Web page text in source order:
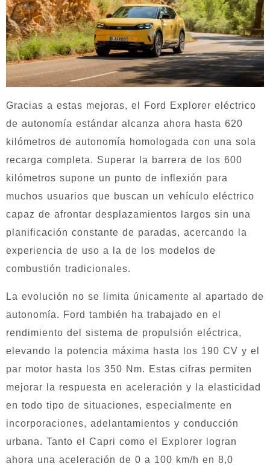
Gracias a estas mejoras, el Ford Explorer eléctrico
de autonomía estándar alcanza ahora hasta 620
kilómetros de autonomía homologada con una sola
recarga completa. Superar la barrera de los 600
kilómetros supone un punto de inflexión para
muchos usuarios que buscan un vehículo eléctrico
capaz de afrontar desplazamientos largos sin una
planificación constante de paradas, acercando la
experiencia de uso a la de los modelos de
combustión tradicionales.
La evolución no se limita únicamente al apartado de
autonomía. Ford también ha trabajado en el
rendimiento del sistema de propulsión eléctrica,
elevando la potencia máxima hasta los 190 CV y el
par motor hasta los 350 Nm. Estas cifras permiten
mejorar la respuesta en aceleración y la elasticidad
en todo tipo de situaciones, especialmente en
incorporaciones, adelantamientos y conducción
urbana. Tanto el Capri como el Explorer logran
ahora una aceleración de 0 a 100 km/h en 8,0